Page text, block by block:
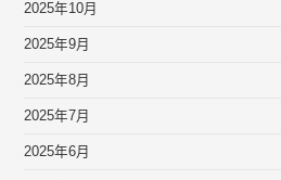
2025年10月
2025年9月
2025年8月
2025年7月
2025年6月